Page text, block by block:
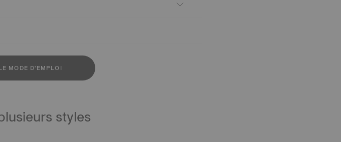
MODE D'EMPLOI
styles